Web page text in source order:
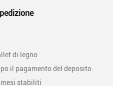
di legno
il pagamento del deposito
stabiliti